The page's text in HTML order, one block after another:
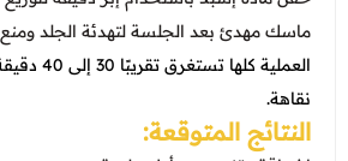
ماسك مهدئ بعد الجلسة لتهدئة الجلد ومنع
العملية كلها
نقاهة.
النتائج المتوقعة: